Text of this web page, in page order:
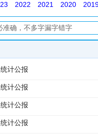
2022 2021 2020
计公报
计公报
计公报
计公报